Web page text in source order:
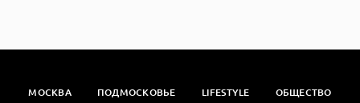
МОСКВА ПОДМОСКОВЬЕ LIFESTYLE ОБЩЕСТВО